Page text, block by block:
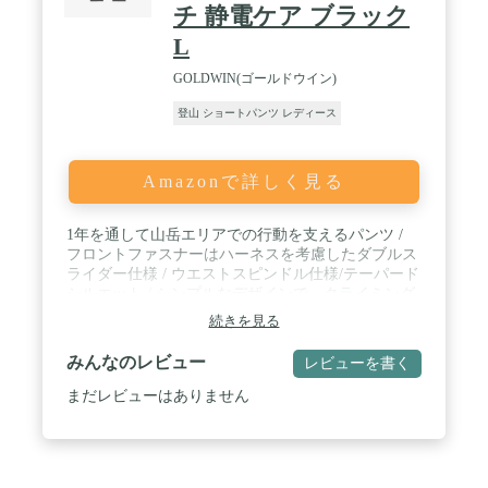
チ 静電ケア ブラック
L
GOLDWIN(ゴールドウイン)
登山 ショートパンツ レディース
Amazonで詳しく見る
1年を通して山岳エリアでの行動を支えるパンツ /
フロントファスナーはハーネスを考慮したダブルス
ライダー仕様 / ウエストスピンドル仕様/テーパード
からハイキングまで汎用性の高い1着
続きを見る
みんなのレビュー レビューを書く
まだレビューはありません